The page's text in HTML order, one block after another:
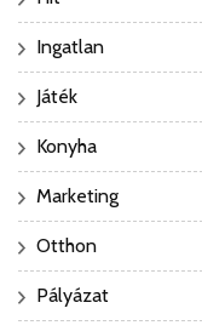
Ingatlan
Játék
Konyha
Marketing
Otthon
Pályázat